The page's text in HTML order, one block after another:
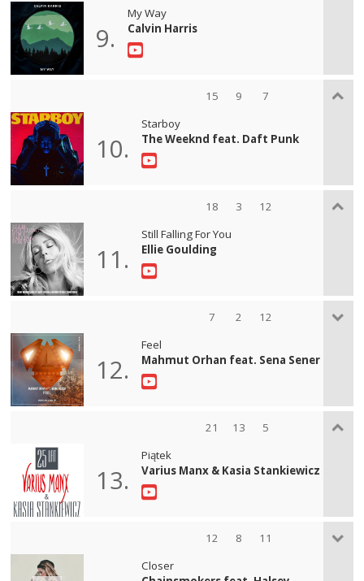
9.
My Way
Calvin Harris
15 9 7
10.
Starboy
The Weeknd feat. Daft Punk
18 3 12
11.
Still Falling For You
Ellie Goulding
7 2 12
12.
Feel
Mahmut Orhan feat. Sena Sener
21 13 5
13.
Piątek
Varius Manx & Kasia Stankiewicz
12 8 11
Closer